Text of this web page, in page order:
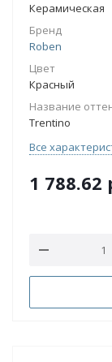
Керамическая
Бренд
Roben
Цвет
Красный
Название
Trentino
Все
1 788.62